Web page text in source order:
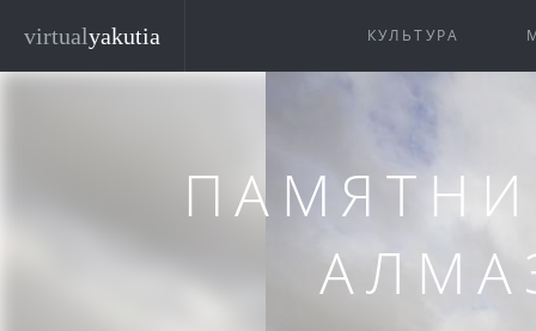
virtualyakutia КУЛЬТУРА